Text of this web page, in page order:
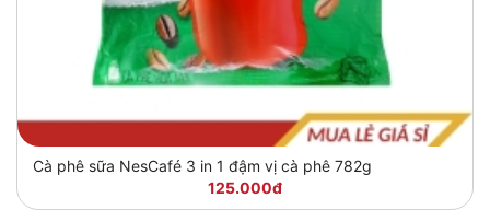
Cà phê sữa NesCafé 3 in 1 đậm vị cà phê 782g
125.000đ